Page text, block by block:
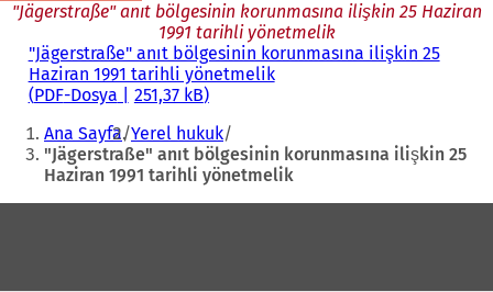
"Jägerstraße" anıt bölgesinin korunmasına ilişkin 25 Haziran
1991 tarihli yönetmelik
"Jägerstraße" anıt bölgesinin korunmasına ilişkin 25
Haziran 1991 tarihli yönetmelik
PDF-Dosya 251,37 kB
Buradasınız:
Ana Sayfa Yerel hukuk
"Jägerstraße" anıt bölgesinin korunmasına ilişkin 25
Haziran 1991 tarihli yönetmelik